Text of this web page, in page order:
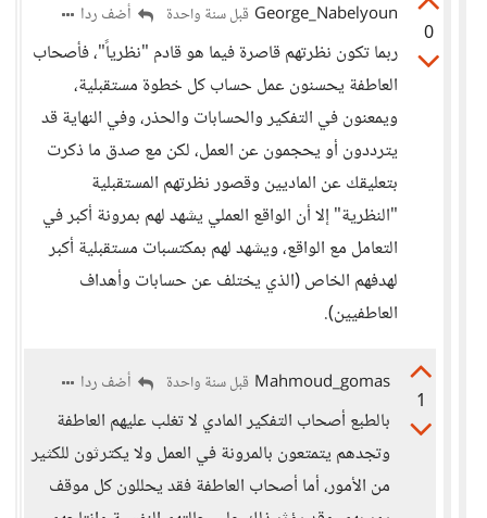
0
George_Nabelyoun قبل سنة واحدة أضف ردا
ربما تكون نظرتهم قاصرة فيما هو قادم "نظرياً"، فأصحاب
العاطفة يحسنون عمل حساب كل خطوة مستقبلية،
ويمعنون في التفكير والحسابات والحذر، وفي النهاية قد
يترددون أو يحجمون عن العمل، لكن مع صدق ما ذكرت
بتعليقك عن الماديين وقصور نظرتهم المستقبلية
"النظرية" إلا أن الواقع العملي يشهد لهم بمرونة أكبر في
التعامل مع الواقع، ويشهد لهم بمكتسبات مستقبلية أكبر
لهدفهم الخاص (الذي يختلف عن حسابات وأهداف
العاطفيين).
1
Mahmoud_gomas قبل سنة واحدة أضف ردا
بالطبع أصحاب التفكير المادي لا تغلب عليهم العاطفة
وتجدهم يتمتعون بالمرونة في العمل ولا يكترثون للكثير
من الأمور، أما أصحاب العاطفة فقد يحللون كل موقف